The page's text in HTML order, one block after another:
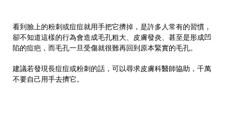
看到臉上的粉刺或痘痘就用手把它擠掉，是許多人常有的習慣，
卻不知道這樣的行為會造成毛孔粗大、皮膚發炎、甚至是形成凹
陷的痘疤，而毛孔一旦受傷就很難再回到原本緊實的毛孔。
建議若發現長痘痘或粉刺的話，可以尋求皮膚科醫師協助，千萬
不要自己用手去擠它。